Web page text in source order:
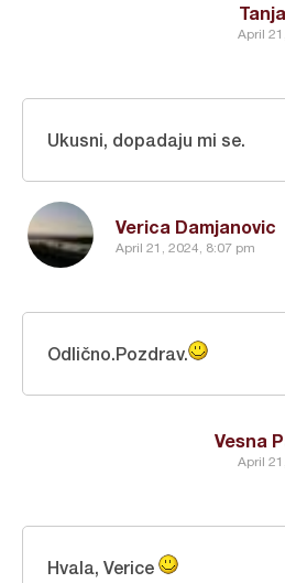
April
Verica Damjanovic
April 21, 2024, 8:07 pm
Ukusni, dopadaju mi se.
Vesna
April
Odlično.Pozdrav.
Hvala, Verice